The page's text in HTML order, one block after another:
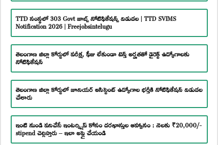
TTD సంస్థలో 303 Govt జాబ్స్ నోటిఫికేషన్స్ విడుదల | TTD SVIMS
Notification 2026 | Freejobsintelugu
తెలంగాణ జిల్లా కోర్టులో పరీక్ష, ఫీజు లేకుండా టెన్త్ అర్హతతో డైరెక్ట్ ఉద్యోగాలకు
నోటిఫికేషన్
తెలంగాణ జిల్లా కోర్టులో జూనియర్ అసిస్టెంట్ ఉద్యోగాల భర్తీకి నోటిఫికేషన్ విడుదల
చేశారు
ఇంటి నుండి పనిచేసే ఇంటర్న్షిప్ కోసం దరఖాస్తుల ఆహ్వానం : నెలకు ₹20,000/-
stipend చెల్లిస్తారు – ఇలా అప్లై చేయండి